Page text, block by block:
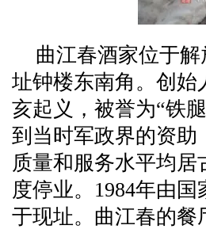
曲江春酒家位于
址钟楼东南角。创始
亥起义，被誉为“铁
到当时军政界的资助
质量和服务水平均
度停业。1984年由
于现址。曲江春的餐